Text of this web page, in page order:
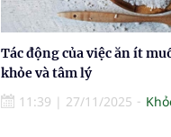
Tác động của việc ăn ít
khỏe và tâm lý
11:39 | 27/11/2025